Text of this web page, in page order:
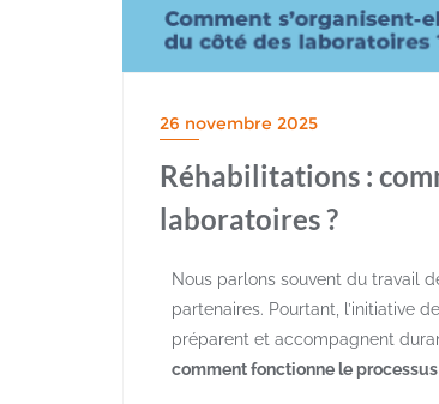
26 novembre 2025
Réhabilitations :
laboratoires ?
Nous parlons souvent du travail
partenaires. Pourtant, l’initiative
préparent et accompagnent
comment fonctionne le